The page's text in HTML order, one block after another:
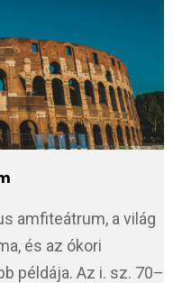
amfiteátrum, a világ
és az ókori
példája. Az i. sz. 70–